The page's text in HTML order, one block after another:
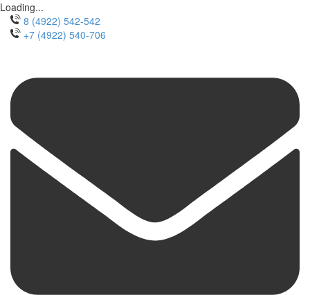
Loading...
8 (4922) 542-542
+7 (4922) 540-706